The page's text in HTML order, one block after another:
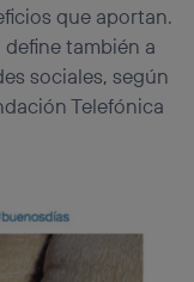
que aportan.
también a
sociales, según
Telefónica